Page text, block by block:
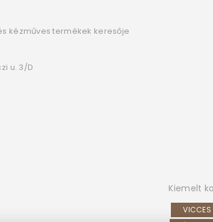
kézműves termékek keresője
u. 3/D
Kiemelt
VICCES